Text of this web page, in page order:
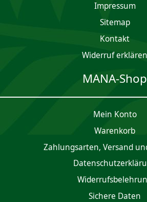
Impres­sum
Sitemap
Kontakt
Widerruf erklären
MANA-Shop
Mein Konto
Waren­korb
Zahlungsarten, Versand
Sichere Daten